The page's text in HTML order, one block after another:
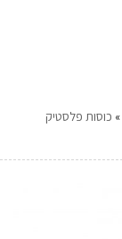
» כוסות פלסטיק